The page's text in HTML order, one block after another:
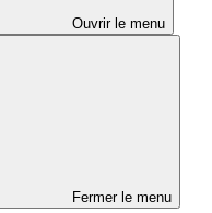
Ouvrir le menu
Fermer le menu